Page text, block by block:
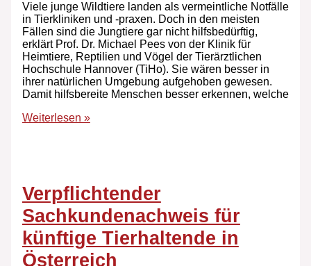
Viele junge Wildtiere landen als vermeintliche Notfälle
in Tierkliniken und -praxen. Doch in den meisten
Fällen sind die Jungtiere gar nicht hilfsbedürftig,
erklärt Prof. Dr. Michael Pees von der Klinik für
Heimtiere, Reptilien und Vögel der Tierärztlichen
Hochschule Hannover (TiHo). Sie wären besser in
ihrer natürlichen Umgebung aufgehoben gewesen.
Damit hilfsbereite Menschen besser erkennen, welche
Weiterlesen »
Verpflichtender
Sachkundenachweis für
künftige Tierhaltende in
Österreich